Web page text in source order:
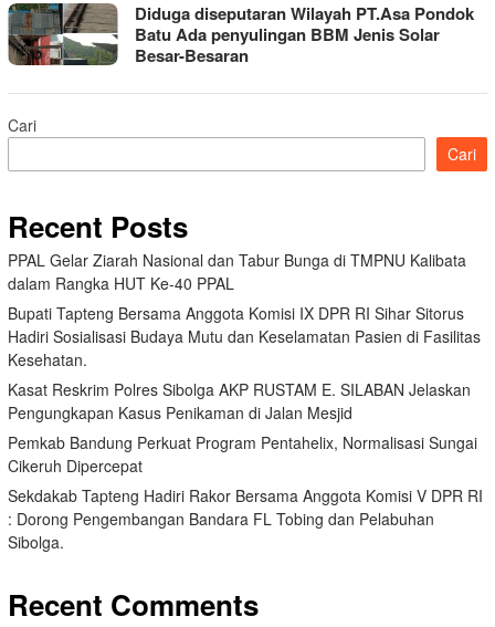
Diduga diseputaran Wilayah PT.Asa Pondok
Batu Ada penyulingan BBM Jenis Solar
Besar-Besaran
Cari
Cari
Recent Posts
PPAL Gelar Ziarah Nasional dan Tabur Bunga di TMPNU Kalibata
dalam Rangka HUT Ke-40 PPAL
Bupati Tapteng Bersama Anggota Komisi IX DPR RI Sihar Sitorus
Hadiri Sosialisasi Budaya Mutu dan Keselamatan Pasien di Fasilitas
Kesehatan.
Kasat Reskrim Polres Sibolga AKP RUSTAM E. SILABAN Jelaskan
Pengungkapan Kasus Penikaman di Jalan Mesjid
Pemkab Bandung Perkuat Program Pentahelix, Normalisasi Sungai
Cikeruh Dipercepat
Sekdakab Tapteng Hadiri Rakor Bersama Anggota Komisi V DPR RI
: Dorong Pengembangan Bandara FL Tobing dan Pelabuhan
Sibolga.
Recent Comments